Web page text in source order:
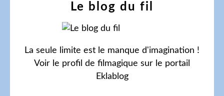
Le blog du fil
La seule limite est le manque d'imagination !
Voir le profil de filmagique sur le portail
Eklablog